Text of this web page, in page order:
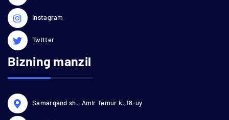
Instagram
Twitter
Bizning manzil
Samarqand sh., Amir Temur k.,18-uy